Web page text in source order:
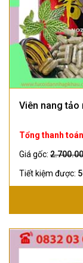
Viên nang tảo
Tổng thanh
Giá gốc:
Tiết kiệm được: